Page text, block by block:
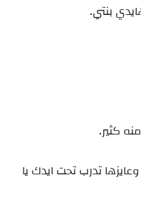
بنتي.
كثير.
تدرب تحت ايدك يا